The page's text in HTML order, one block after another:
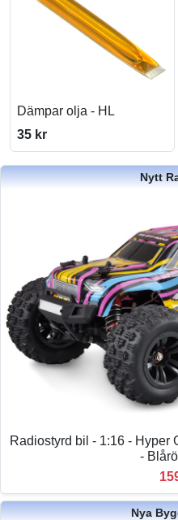
Dämpar olja - HL
35 kr
Nytt
Radiostyrd bil - 1:16 - Hyper
-
Nya